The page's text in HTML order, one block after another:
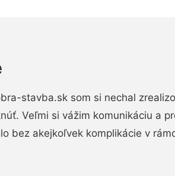
stavba.sk som si nechal
Veľmi si vážim komunikáciu a
bez akejkoľvek komplikácie v